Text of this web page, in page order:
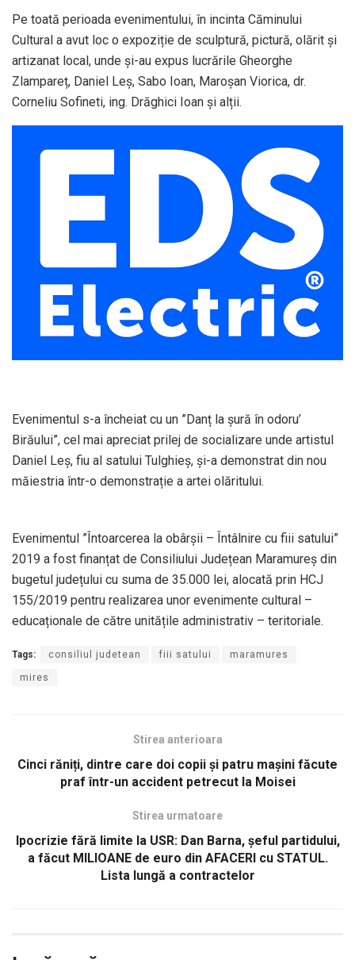
Pe toată perioada evenimentului, în incinta Căminului
Cultural a avut loc o expoziție de sculptură, pictură, olărit și
artizanat local, unde și-au expus lucrările Gheorghe
Zlampareț, Daniel Leș, Sabo Ioan, Maroșan Viorica, dr.
Corneliu Sofineti, ing. Drăghici Ioan și alții.
Evenimentul s-a încheiat cu un ”Danț la șură în odoru’
Birăului”, cel mai apreciat prilej de socializare unde artistul
Daniel Leș, fiu al satului Tulghieș, și-a demonstrat din nou
măiestria într-o demonstrație a artei olăritului.
Evenimentul ”Întoarcerea la obârșii – Întâlnire cu fiii satului”
2019 a fost finanțat de Consiliului Județean Maramureș din
bugetul județului cu suma de 35.000 lei, alocată prin HCJ
155/2019 pentru realizarea unor evenimente cultural –
educaționale de către unitățile administrativ – teritoriale.
Tags: consiliul judetean fiii satului maramures
mires
Stirea anterioara
Cinci răniți, dintre care doi copii și patru mașini făcute
praf într-un accident petrecut la Moisei
Stirea urmatoare
Ipocrizie fără limite la USR: Dan Barna, șeful partidului,
a făcut MILIOANE de euro din AFACERI cu STATUL.
Lista lungă a contractelor